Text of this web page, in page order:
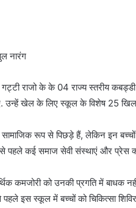
नारंग
गट्टी राजो के के 04 राज्य स्तरीय
उन्हें खेल के लिए स्कूल के विशेष 25
सामाजिक रूप से पिछड़े हैं, लेकिन इन
पहले कई समाज सेवी संस्थाएं और प्रेस
कमजोरी को उनकी प्रगति में बाधक
इस स्कूल में बच्चों को चिकित्सा